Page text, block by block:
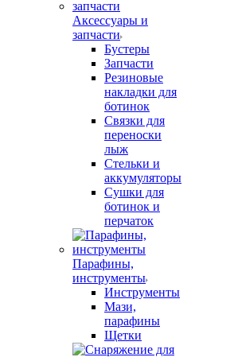
Аксессуары и
запчасти
Бустеры
Запчасти
Резиновые
накладки для
ботинок
Связки для
переноски
лыж
Стельки и
аккумуляторы
Сушки для
ботинок и
перчаток
Парафины,
инструменты
Инструменты
Мази,
парафины
Щетки